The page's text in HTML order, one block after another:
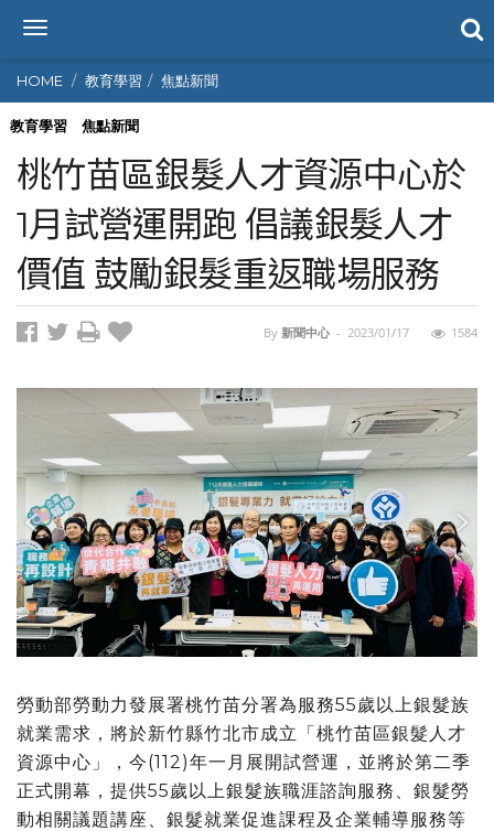
T
g
g
l
n
a
v
i
g
a
t
HOME 教育學習 焦點新聞
教育學習 焦點新聞
桃竹苗區銀髮人才資源中心於
1月試營運開跑 倡議銀髮人才
價值 鼓勵銀髮重返職場服務
By 新聞中心 - 2023/01/17 1584
勞動部勞動力發展署桃竹苗分署為服務55歲以上銀髮族
就業需求，將於新竹縣竹北市成立「桃竹苗區銀髮人才
資源中心」，今(112)年一月展開試營運，並將於第二季
正式開幕，提供55歲以上銀髮族職涯諮詢服務、銀髮勞
動相關議題講座、銀髮就業促進課程及企業輔導服務等